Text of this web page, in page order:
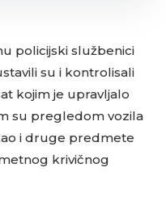
policijski službenici
su i kontrolisali
kojim je upravljalo
su pregledom vozila
i druge predmete
krivičnog